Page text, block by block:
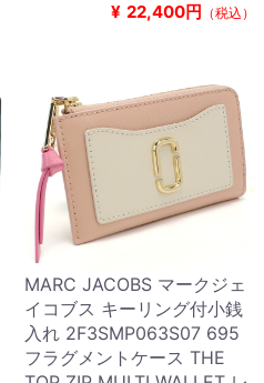
¥ 22,400円 （税込）
MARC JACOBS マークジェ
イコブス キーリング付小銭
入れ 2F3SMP063S07 695
フラグメントケース THE